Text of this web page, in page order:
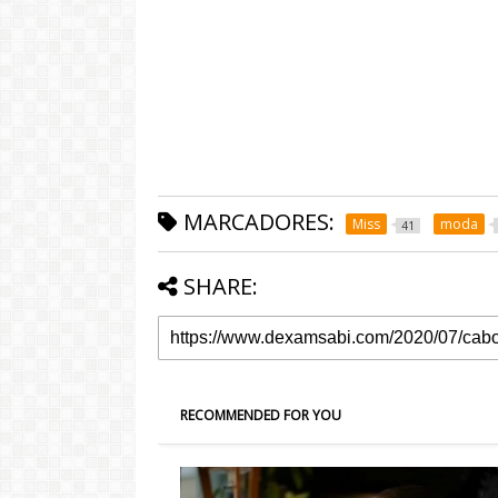
MARCADORES: Miss 41 moda
SHARE:
RECOMMENDED FOR YOU